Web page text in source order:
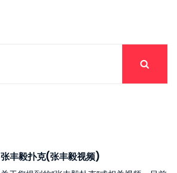
张丰毅扑克(张丰毅视频)